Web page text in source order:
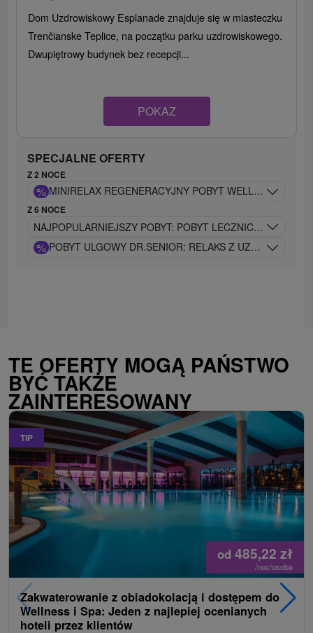
Dom Uzdrowiskowy Esplanade znajduje się w miasteczku
Trenčianske Teplice, na początku parku uzdrowiskowego.
Dwupiętrowy budynek bez recepcji...
POKAZ
SPECJALNE OFERTY
Z 2 NOCE
%
Z 6 NOCE
NAJPOPULARNIEJSZY POBYT: POBYT LECZNICZY
% POBYT ULGOWY DR.SENIOR: RELAKS Z
TE OFERTY MOGĄ PAŃSTWO
BYĆ TAKŻE
ZAINTERESOWANY
TIP
od 485,22 zł
/noc/osoba
Zakwaterowanie z obiadokolacją i dostępem do
Wellness i Spa: Jeden z najlepiej ocenianych
hoteli przez klientów